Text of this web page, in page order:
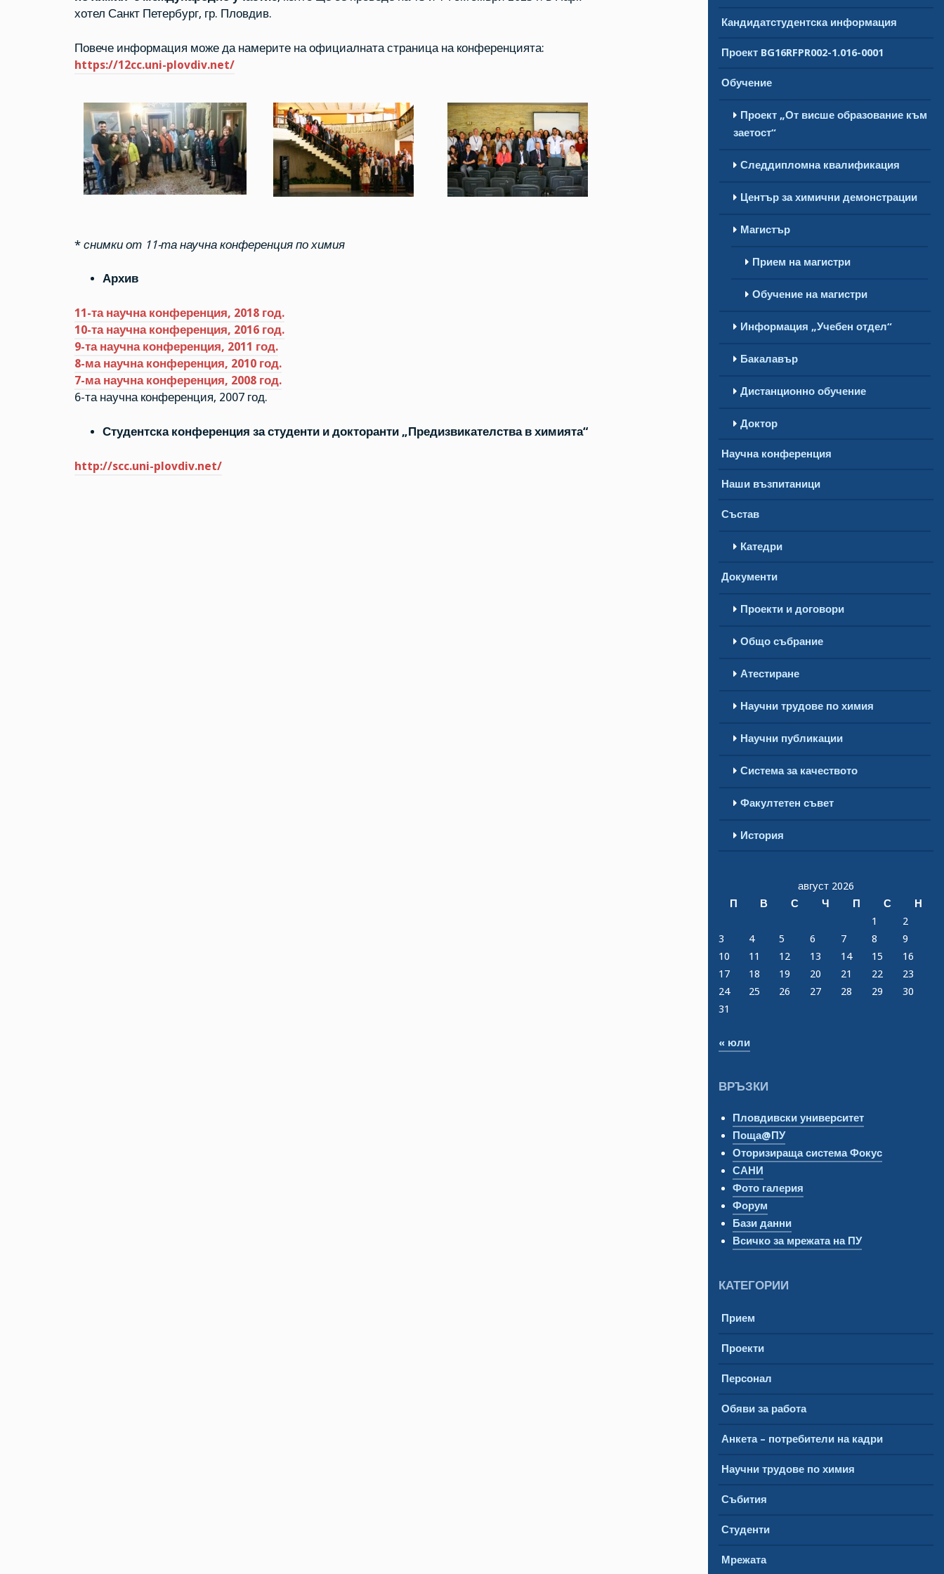
хотел Санкт Петербург, гр. Пловдив.
Повече информация може да намерите на официалната страница на конференцията:
https://12cc.uni-plovdiv.net/
* снимки от 11-та научна конференция по химия
Архив
11-та научна конференция, 2018 год.
10-та научна конференция, 2016 год.
9-та научна конференция, 2011 год.
8-ма научна конференция, 2010 год.
7-ма научна конференция, 2008 год.
6-та научна конференция, 2007 год.
Студентска конференция за студенти и докторанти „Предизвикателства в химията“
http://scc.uni-plovdiv.net/
Кандидатстудентска информация
Проект BG16RFPR002-1.016-0001
Обучение
Проект „От висше образование към
заетост“
Следдипломна квалификация
Център за химични демонстрации
Магистър
Прием на магистри
Обучение на магистри
Информация „Учебен отдел“
Бакалавър
Дистанционно обучение
Доктор
Научна конференция
Наши възпитаници
Състав
Катедри
Документи
Проекти и договори
Общо събрание
Атестиране
Научни трудове по химия
Научни публикации
Система за качеството
Факултетен съвет
История
август 2026
П
В С Ч П С
Н
1
2
3
4 5 6 7 8
9
10
11 12 13 14 15
16
17
18 19 20 21 22
23
24
25 26 27 28 29
30
31
« юли
ВРЪЗКИ
Пловдивски университет
Поща@ПУ
Оторизираща система Фокус
САНИ
Фото галерия
Форум
Бази данни
Всичко за мрежата на ПУ
КАТЕГОРИИ
Прием
Проекти
Персонал
Обяви за работа
Анкета – потребители на кадри
Научни трудове по химия
Събития
Студенти
Мрежата